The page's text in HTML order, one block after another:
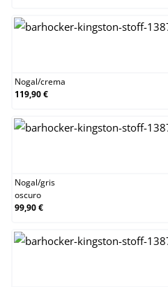
Nogal/crema
119,90 €
Nogal/gris
oscuro
99,90 €